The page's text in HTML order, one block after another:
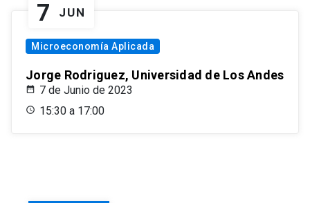
7 JUN
Microeconomía Aplicada
Jorge Rodriguez, Universidad de Los Andes
7 de Junio de 2023
15:30 a 17:00